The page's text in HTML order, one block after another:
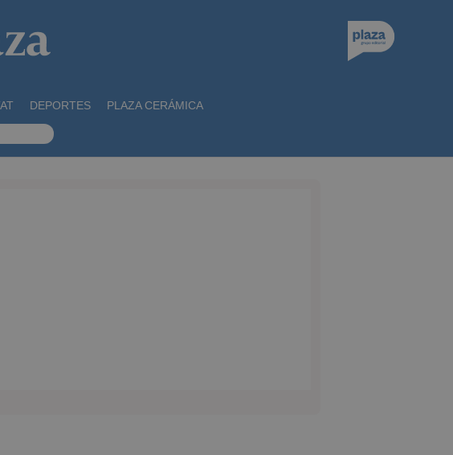
DEPORTES PLAZA CERÁMICA